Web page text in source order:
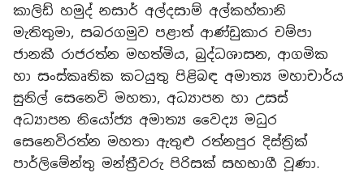
කාලිඩ් හමුද් නසාර් අල්දසාම් අල්කහ්තානි
මැතිතුමා, සබරගමුව පළාත් ආණ්ඩුකාර චම්පා
ජානකී රාජරත්න මහත්මිය, බුද්ධශාසන, ආගමික
හා සංස්කෘතික කටයුතු පිළිබඳ අමාත්‍ය මහාචාර්ය
සුනිල් සෙනෙවි මහතා, අධ්‍යාපන හා උසස්
අධ්‍යාපන නියෝජ්‍ය අමාත්‍ය වෛද්‍ය මධුර
සෙනෙවිරත්න මහතා ඇතුළු රත්නපුර දිස්ත්‍රික්
පාර්ලිමේන්තු මන්ත්‍රීවරු පිරිසක් සහභාගී වූණා.